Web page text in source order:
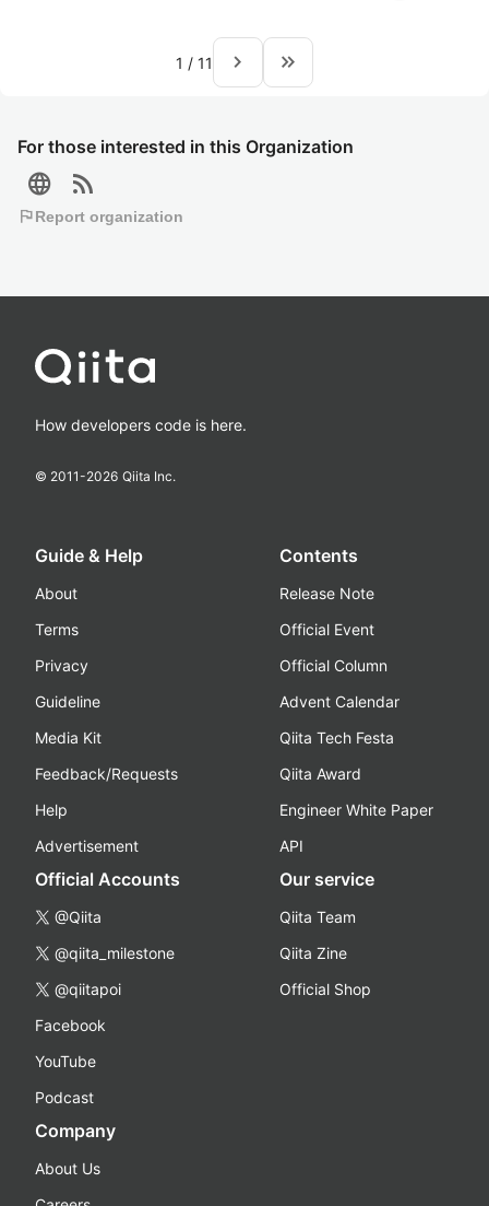
For those interested in this Organization
language rss_feed
flagReport organization
1 / 11 navigate_next keyboard_double_arrow_right
How developers code is here.
© 2011-2026 Qiita Inc.
Guide & Help
About
Terms
Privacy
Guideline
Media Kit
Feedback/Requests
Help
Advertisement
Contents
Release Note
Official Event
Official Column
Advent Calendar
Qiita Tech Festa
Qiita Award
Engineer White Paper
API
Official Accounts
@Qiita
@qiita_milestone
@qiitapoi
Facebook
YouTube
Podcast
Our service
Qiita Team
Qiita Zine
Official Shop
Company
About Us